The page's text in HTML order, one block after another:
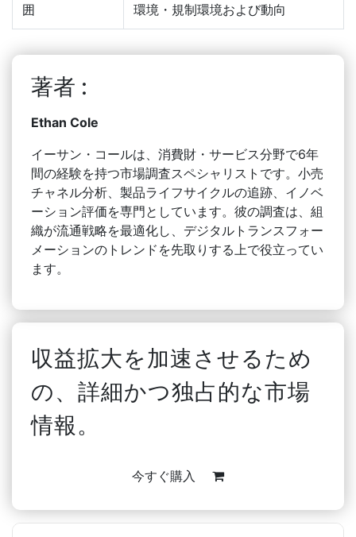
囲
環境・規制環境および動向
著者 :
Ethan Cole
イーサン・コールは、消費財・サービス分野で6年
間の経験を持つ市場調査スペシャリストです。小売
チャネル分析、製品ライフサイクルの追跡、イノベ
ーション評価を専門としています。彼の調査は、組
織が流通戦略を最適化し、デジタルトランスフォー
メーションのトレンドを先取りする上で役立ってい
ます。
収益拡大を加速させるため
の、詳細かつ独占的な市場
情報。
今すぐ購入